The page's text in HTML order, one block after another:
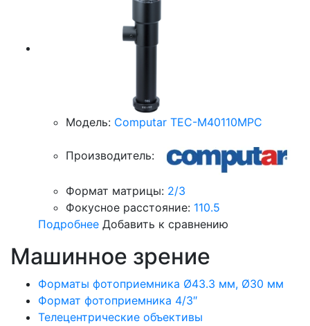
Модель: Computar TEC-M40110MPC
Производитель:
Формат матрицы: 2/3
Фокусное расстояние: 110.5
Подробнее Добавить к сравнению
Машинное зрение
Форматы фотоприемника Ø43.3 мм, Ø30 мм
Формат фотоприемника 4/3″
Телецентрические объективы